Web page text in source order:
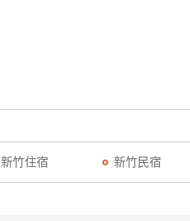
新竹住宿 新竹民宿